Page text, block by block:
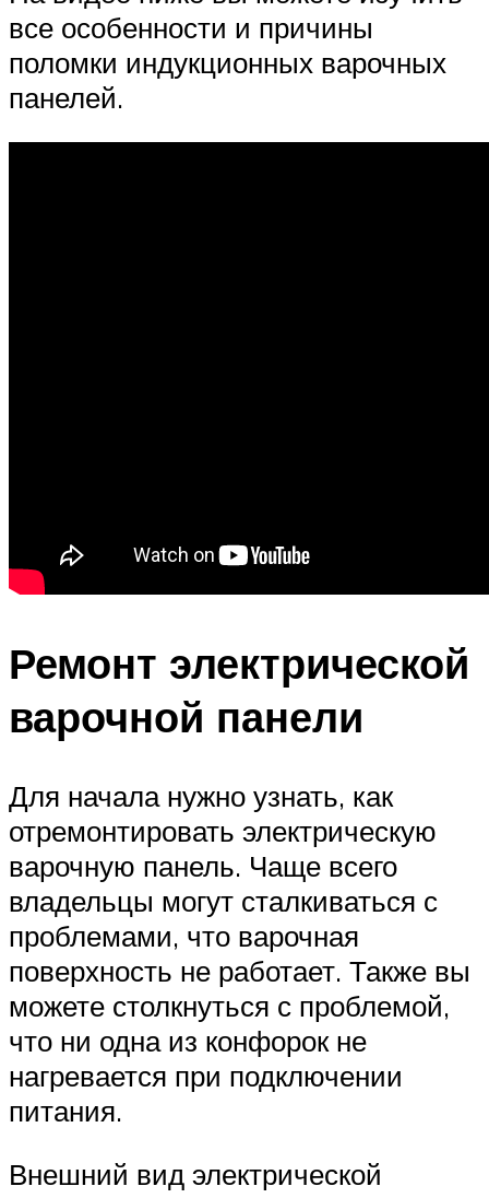
все особенности и причины
поломки индукционных варочных
панелей.
Ремонт электрической
варочной панели
Для начала нужно узнать, как
отремонтировать электрическую
варочную панель. Чаще всего
владельцы могут сталкиваться с
проблемами, что варочная
поверхность не работает. Также вы
можете столкнуться с проблемой,
что ни одна из конфорок не
нагревается при подключении
питания.
Внешний вид электрической